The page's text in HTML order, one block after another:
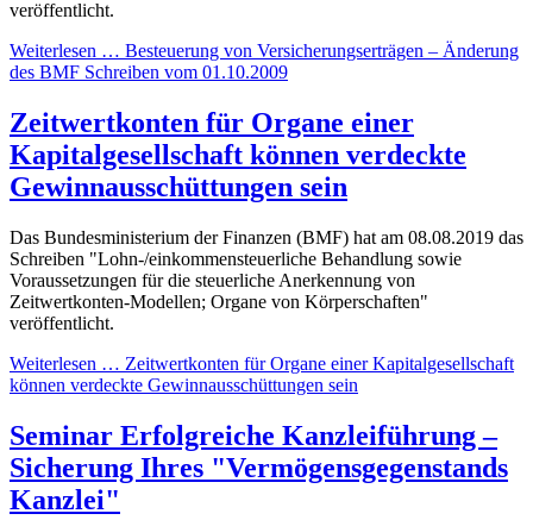
veröffentlicht.
Weiterlesen … Besteuerung von Versicherungserträgen – Änderung
des BMF Schreiben vom 01.10.2009
Zeitwertkonten für Organe einer
Kapitalgesellschaft können verdeckte
Gewinnausschüttungen sein
Das Bundesministerium der Finanzen (BMF) hat am 08.08.2019 das
Schreiben "Lohn-/einkommensteuerliche Behandlung sowie
Voraussetzungen für die steuerliche Anerkennung von
Zeitwertkonten-Modellen; Organe von Körperschaften"
veröffentlicht.
Weiterlesen … Zeitwertkonten für Organe einer Kapitalgesellschaft
können verdeckte Gewinnausschüttungen sein
Seminar Erfolgreiche Kanzleiführung –
Sicherung Ihres "Vermögensgegenstands
Kanzlei"